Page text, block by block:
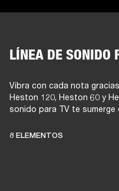
LÍNEA DE SONIDO
Vibra con cada nota
Heston 120, Heston 60 y
sonido para TV te sumerge
8 ELEMENTOS
DE